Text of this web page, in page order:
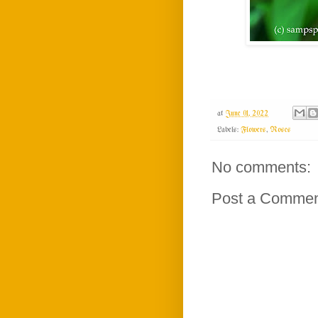
at June 01, 2022
Labels: Flowers, Roses
No comments:
Post a